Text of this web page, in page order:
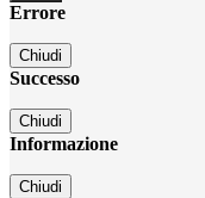
Errore
Chiudi
Successo
Chiudi
Informazione
Chiudi